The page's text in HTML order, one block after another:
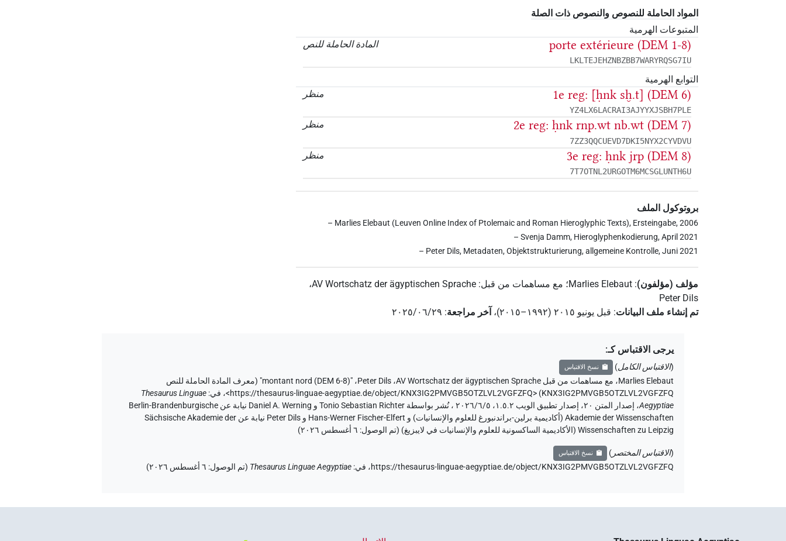
المواد الحاملة للنصوص والنصوص ذات الصلة
المتبوعات الهرمية
المادة الحاملة للنص
porte extérieure (DEM 1-8)
LKLTEJEHZNBZBB7WARYRQSG7IU
التوابع الهرمية
منظر
1e reg: [ḥnk sḫ.t] (DEM 6)
YZ4LX6LACRAI3AJYYXJSBH7PLE
منظر 2e reg: ḥnk rnp.wt nb.wt (DEM 7)
7ZZ3QQCUEVD7DKI5NYX2CYVDVU
منظر 3e reg: ḥnk jrp (DEM 8)
7T7OTNL2URGOTM6MCSGLUNTH6U
بروتوكول الملف
– Marlies Elebaut (Leuven Online Index of Ptolemaic and Roman Hieroglyphic Texts), Ersteingabe, 2006
– Svenja Damm, Hieroglyphenkodierung, April 2021
– Peter Dils, Metadaten, Objektstrukturierung, allgemeine Kontrolle, Juni 2021
مؤلف (مؤلفون):
Marlies Elebaut؛ مع مساهمات من قبل:
AV Wortschatz der ägyptischen Sprache،
Peter Dils
تم إنشاء ملف البيانات: قبل يونيو ۲۰۱٥ (۱۹۹۲–۲۰۱٥) ، آخر مراجعة: ٢٠٢٥/٠٦/٢٩
يرجى الاقتباس كـ:
(الاقتباس الكامل) نسخ الاقتباس
Marlies Elebaut، مع مساهمات من قبل AV Wortschatz der ägyptischen Sprache،Peter Dils،"montant nord (DEM 6-8)" (
معرف المادة الحاملة للنص
KNX3IG2PMVGB5OTZLVL2VGFZFQ
)
<https://thesaurus-linguae-aegyptiae.de/object/KNX3IG2PMVGB5OTZLVL2VGFZFQ>، في:
Thesaurus Linguae
Aegyptiae،
إصدار المتن ٢٠، إصدار تطبيق الويب ۱.٥.٢، ٢٠٢٦/٦/٥ ، نُشر بواسطة Tonio Sebastian Richter و Daniel A. Werning نيابة عن Berlin-Brandenburgische
Akademie der Wissenschaften (أكاديمية برلين-براندنبورغ للعلوم والإنسانيات) و Hans-Werner Fischer-Elfert و Peter Dils نيابة عن Sächsische Akademie der
Wissenschaften zu Leipzig (الأكاديمية الساكسونية للعلوم والإنسانيات في لايبزيغ) (تم الوصول:
٦ أغسطس ٢٠٢٦ )
(الاقتباس المختصر) نسخ الاقتباس
https://thesaurus-linguae-aegyptiae.de/object/KNX3IG2PMVGB5OTZLVL2VGFZFQ، في:
Thesaurus Linguae Aegyptiae
(تم الوصول: ٦ أغسطس ٢٠٢٦ )